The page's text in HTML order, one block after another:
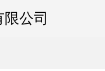
公司